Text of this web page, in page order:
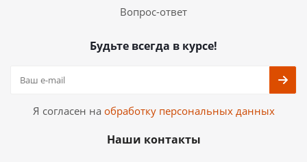
Вопрос-ответ
Будьте всегда в курсе!
Я согласен на обработку персональных данных
Наши контакты